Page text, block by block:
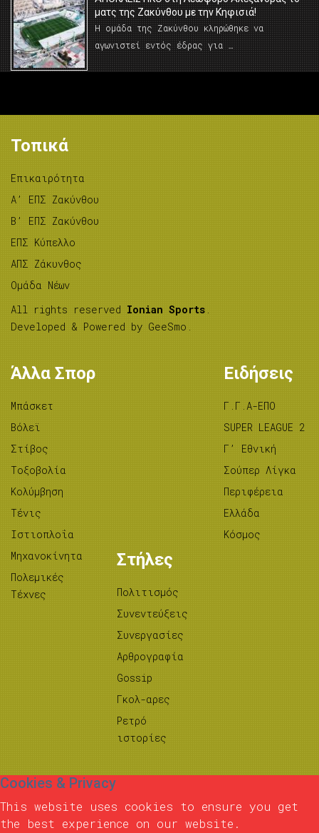
ματς της Ζακύνθου με την Κηφισιά!
Η ομάδα της Ζακύνθου κληρώθηκε να
αγωνιστεί εντός έδρας για …
Τοπικά
Επικαιρότητα
A’ ΕΠΣ Ζακύνθου
B’ ΕΠΣ Ζακύνθου
ΕΠΣ Κύπελλο
ΑΠΣ Ζάκυνθος
Ομάδα Νέων
All rights reserved Ionian Sports .
Developed & Powered by GeeSmo .
Άλλα Σπορ
Μπάσκετ
Βόλεϊ
Στίβος
Tοξοβολία
Κολύμβηση
Τένις
Ιστιοπλοΐα
Μηχανοκίνητα
Πολεμικές
Τέχνες
Ειδήσεις
Γ.Γ.Α-ΕΠΟ
SUPER LEAGUE 2
Γ’ Εθνική
Σούπερ Λίγκα
Περιφέρεια
Ελλάδα
Κόσμος
Στήλες
Πολιτισμός
Συνεντεύξεις
Συνεργασίες
Αρθρογραφία
Gossip
Γκολ-αρες
Ρετρό
ιστορίες
Cookies & Privacy
This website uses cookies to ensure you get
the best experience on our website.